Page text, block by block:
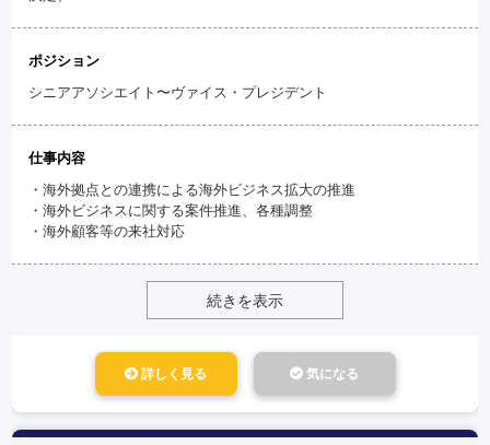
ポジション
シニアアソシエイト〜ヴァイス・プレジデント
仕事内容
・海外拠点との連携による海外ビジネス拡大の推進
・海外ビジネスに関する案件推進、各種調整
・海外顧客等の来社対応
続きを表示
詳しく見る 気になる